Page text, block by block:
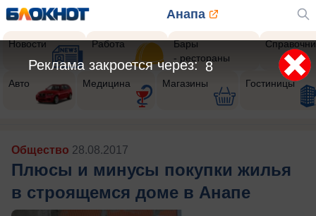
Анапа
Новости Работа
Бары
- рестораны
Авто Медицина Магазины Гостиницы
Общество 28.08.2017
Плюсы и минусы покупки жилья
в строящемся доме в Анапе
5
Реклама закроется через: